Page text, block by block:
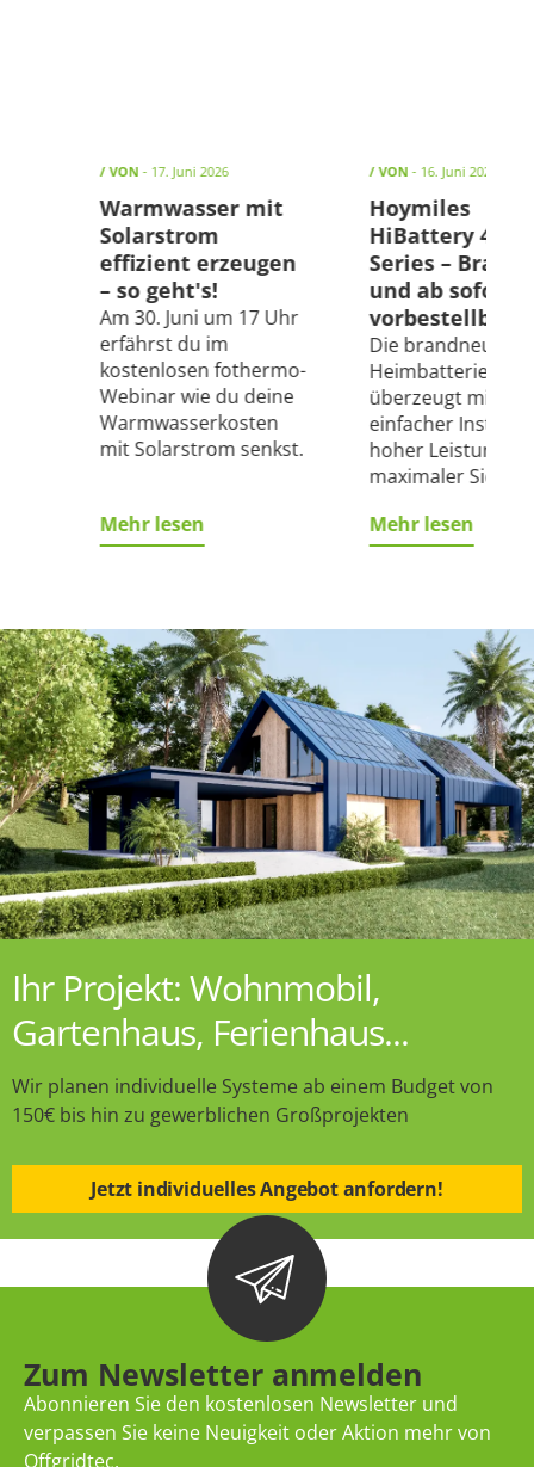
/ VON - 17. Juni 2026
Warmwasser mit
Solarstrom
effizient erzeugen
– so geht's!
Am 30. Juni um 17 Uhr
erfährst du im
kostenlosen fothermo-
Webinar wie du deine
Warmwasserkosten
mit Solarstrom senkst.
Mehr lesen
/ VON - 16. Juni 2026
Hoymiles
HiBattery 4020
Series –
und ab sofort
vorbestellbar!
Die brandneue
Heimbatterie
überzeugt mit
einfacher
hoher Leistung
maximaler
Mehr lesen
Ihr Projekt: Wohnmobil,
Gartenhaus, Ferienhaus...
Wir planen individuelle Systeme ab einem Budget von
150€ bis hin zu gewerblichen Großprojekten
Jetzt individuelles Angebot anfordern!
Zum Newsletter anmelden
Abonnieren Sie den kostenlosen Newsletter und
verpassen Sie keine Neuigkeit oder Aktion mehr von
Offgridtec.